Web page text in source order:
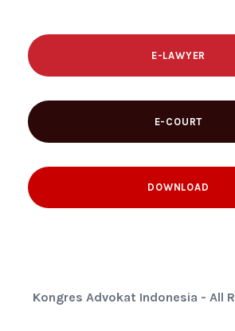
E-LAWYER
E-COURT
DOWNLOAD
Kongres Advokat Indonesia - All